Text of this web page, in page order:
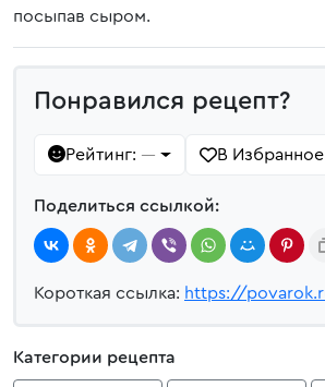
посыпав сыром.
Понравился рецепт?
Рейтинг: — В Избранное
Поделиться ссылкой:
Короткая ссылка: https://
Категории рецепта